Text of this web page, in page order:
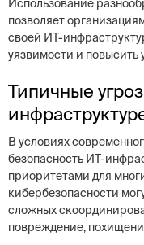
Использование
позволяет
своей ИТ-
уязвимости и повысить
Типичные
В условиях
безопасность ИТ-
приоритетами для
кибербезопасности
сложных
повреждение,